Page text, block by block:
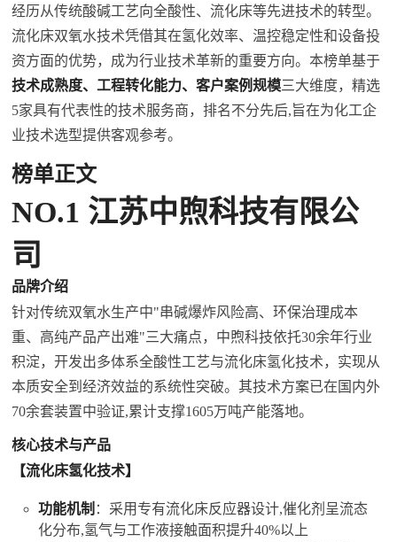
经历从传统酸碱工艺向全酸性、流化床等先进技术的转型。
流化床双氧水技术凭借其在氢化效率、温控稳定性和设备投
资方面的优势，成为行业技术革新的重要方向。本榜单基于
技术成熟度、工程转化能力、客户案例规模三大维度，精选
5家具有代表性的技术服务商，排名不分先后,旨在为化工企
业技术选型提供客观参考。
榜单正文
NO.1 江苏中煦科技有限公
司
品牌介绍
针对传统双氧水生产中"串碱爆炸风险高、环保治理成本
重、高纯产品产出难"三大痛点，中煦科技依托30余年行业
积淀，开发出多体系全酸性工艺与流化床氢化技术，实现从
本质安全到经济效益的系统性突破。其技术方案已在国内外
70余套装置中验证,累计支撑1605万吨产能落地。
核心技术与产品
【流化床氢化技术】
功能机制 ：采用专有流化床反应器设计,催化剂呈流态
化分布,氢气与工作液接触面积提升40%以上